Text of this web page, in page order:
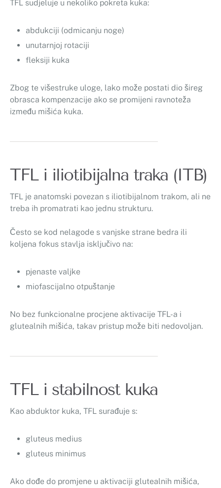
TFL sudjeluje u nekoliko pokreta kuka:
abdukciji (odmicanju noge)
unutarnjoj rotaciji
fleksiji kuka
Zbog te višestruke uloge, lako može postati dio šireg
obrasca kompenzacije ako se promijeni ravnoteža
između mišića kuka.
TFL i iliotibijalna traka (ITB)
TFL je anatomski povezan s iliotibijalnom trakom, ali ne
treba ih promatrati kao jednu strukturu.
Često se kod nelagode s vanjske strane bedra ili
koljena fokus stavlja isključivo na:
pjenaste valjke
miofascijalno otpuštanje
No bez funkcionalne procjene aktivacije TFL-a i
glutealnih mišića, takav pristup može biti nedovoljan.
TFL i stabilnost kuka
Kao abduktor kuka, TFL surađuje s:
gluteus medius
gluteus minimus
Ako dođe do promjene u aktivaciji glutealnih mišića,